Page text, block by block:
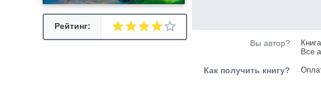
Рейтинг:
Вы автор?
Все
Как получить книгу?